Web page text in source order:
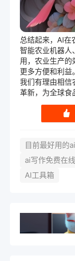
总结起来，AI在
智能农业机器人
用，农业生产的
更多方便和利益
我们有理由相信
革新，为全球食
󰄼
目前最好用的
ai写作免费在
AI工具箱